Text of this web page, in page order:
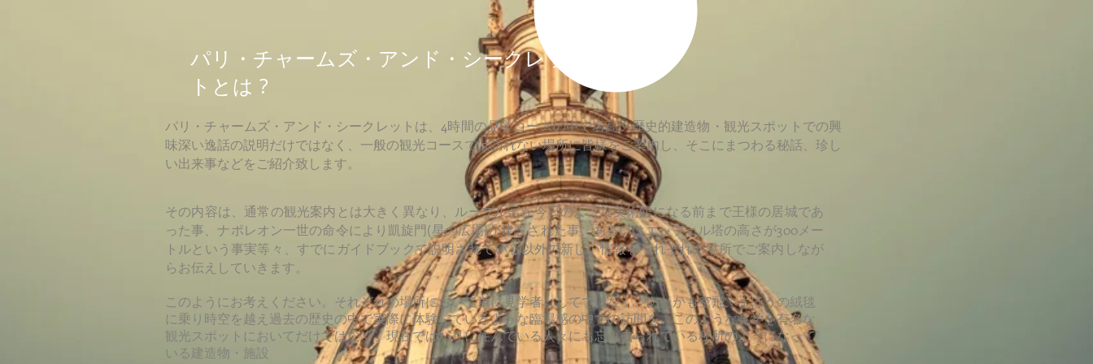
パリ・チャームズ・アンド・シークレッ
トとは ?
パリ・チャームズ・アンド・シークレットは、4時間の見学コースの中で名高い歴史的建造物・観光スポットでの興
味深い逸話の説明だけではなく、一般の観光コースでは訪れない場所に皆様をご案内し、そこにまつわる秘話、珍し
い出来事などをご紹介致します。
その内容は、通常の観光案内とは大きく異なり、ルーブル宮が今日のような美術館になる前まで王様の居城であ
った事、ナポレオン一世の命令により凱旋門(星の広場)が建設された事、あるいはエッフェル塔の高さが300メー
トルという事実等々、すでにガイドブックで説明されている以外の新しい情報をそれぞれの場所でご案内しなが
らお伝えしていきます。
このようにお考えください。それぞれの場所において単に見学者としてではなく、あたかも空飛ぶまほうの絨毯
に乗り時空を越え過去の歴史の中で実際に体験しているような臨場感の中での訪問を。このような見学を有名な
観光スポットにおいてだけではなく、現在ではパリに住んでいる人々にも忘れ去られている秘所のようになって
いる建造物・施設